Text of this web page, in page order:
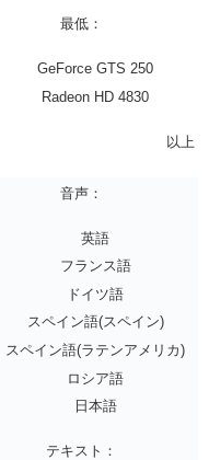
最低：
GeForce GTS 250
Radeon HD 4830
以上
音声：
英語
フランス語
ドイツ語
スペイン語(スペイン)
スペイン語(ラテンアメリカ)
ロシア語
日本語
テキスト：